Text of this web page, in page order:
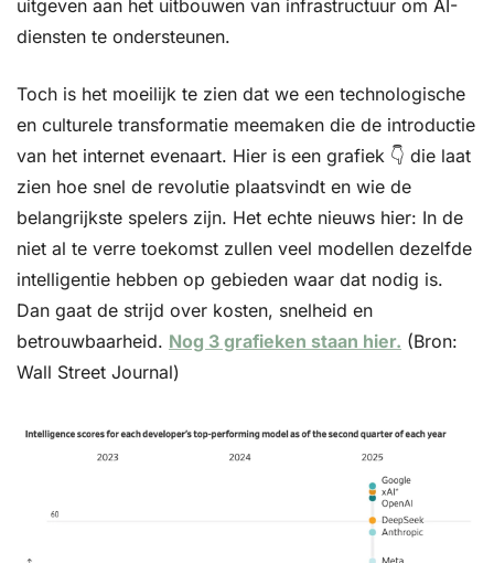
uitgeven aan het uitbouwen van infrastructuur om AI-
diensten te ondersteunen.
Toch is het moeilijk te zien dat we een technologische
en culturele transformatie meemaken die de introductie
van het internet evenaart. Hier is een grafiek 👇 die laat
zien hoe snel de revolutie plaatsvindt en wie de
belangrijkste spelers zijn. Het echte nieuws hier: In de
niet al te verre toekomst zullen veel modellen dezelfde
intelligentie hebben op gebieden waar dat nodig is.
Dan gaat de strijd over kosten, snelheid en
betrouwbaarheid. Nog 3 grafieken staan hier. (Bron:
Wall Street Journal)